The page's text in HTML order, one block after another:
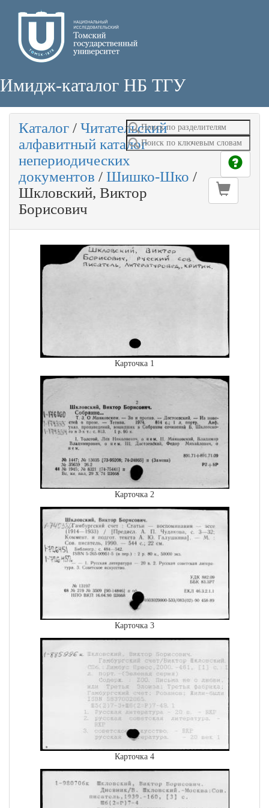
Имидж-каталог НБ ТГУ
Каталог / Читательский
алфавитный каталог
непериодических
документов / Шишко-Шко /
Шкловский, Виктор
Борисович
Карточка 1
Карточка 2
Карточка 3
Карточка 4